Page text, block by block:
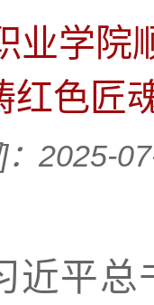
业学院
红色匠
：2025-
近平